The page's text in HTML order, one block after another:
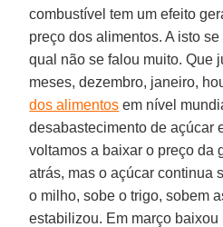
combustível tem um efeito
preço dos alimentos. A isto
qual não se falou muito. Que
meses, dezembro, janeiro,
dos alimentos em nível
desabastecimento de açúcar
voltamos a baixar o preço da
atrás, mas o açúcar continua
o milho, sobe o trigo, sobem
estabilizou. Em março baixou